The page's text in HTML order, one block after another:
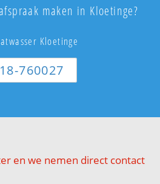
maken in Kloetinge?
Kloetinge
760027
en we nemen direct contact